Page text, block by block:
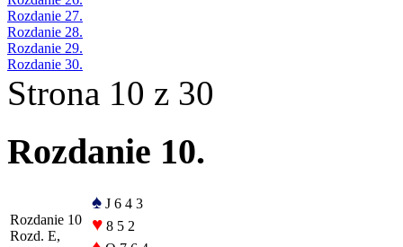
Rozdanie 27.
Rozdanie 28.
Rozdanie 29.
Rozdanie 30.
Strona 10 z 30
Rozdanie 10.
Rozdanie 10
Rozd. E,
♠ J 6 4 3
♥ 8 5 2